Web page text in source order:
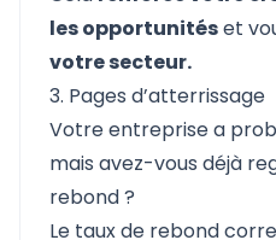
les opportunitéset
votre secteur.
3. Pages d’atterrissage
Votre entreprise a
mais avez-vous déjà
rebond ?
Le taux de rebond